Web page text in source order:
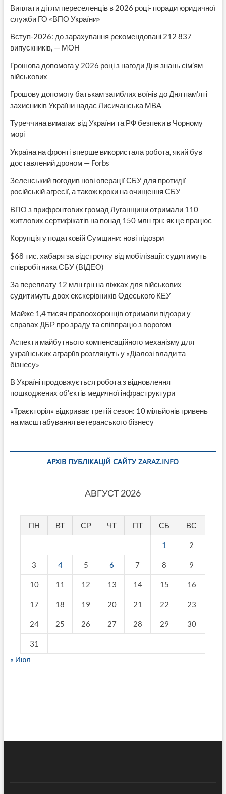
Виплати дітям переселенців в 2026 році- поради юридичної
служби ГО «ВПО України»
Вступ-2026: до зарахування рекомендовані 212 837
випускників, — МОН
Грошова допомога у 2026 році з нагоди Дня знань сім’ям
військових
Грошову допомогу батькам загиблих воїнів до Дня пам’яті
захисників України надає Лисичанська МВА
Туреччина вимагає від України та РФ безпеки в Чорному
морі
Україна на фронті вперше використала робота, який був
доставлений дроном — Forbs
Зеленський погодив нові операції СБУ для протидії
російській агресії, а також кроки на очищення СБУ
ВПО з прифронтових громад Луганщини отримали 110
житлових сертифікатів на понад 150 млн грн: як це працює
Корупція у податковій Сумщини: нові підозри
$68 тис. хабаря за відстрочку від мобілізації: судитимуть
співробітника СБУ (ВІДЕО)
За переплату 12 млн грн на ліжках для військових
судитимуть двох екскерівників Одеського КЕУ
Майже 1,4 тисяч правоохоронців отримали підозри у
справах ДБР про зраду та співпрацю з ворогом
Аспекти майбутнього компенсаційного механізму для
українських аграріїв розглянуть у «Діалозі влади та
бізнесу»
В Україні продовжується робота з відновлення
пошкоджених об’єктів медичної інфраструктури
«Траєкторія» відкриває третій сезон: 10 мільйонів гривень
на масштабування ветеранського бізнесу
АРХІВ ПУБЛІКАЦІЙ САЙТУ ZARAZ.INFO
АВГУСТ 2026
ПН ВТ СР ЧТ ПТ СБ ВС
1 2
3 4 5 6 7 8 9
10 11 12 13 14 15 16
17 18 19 20 21 22 23
24 25 26 27 28 29 30
31
« Июл